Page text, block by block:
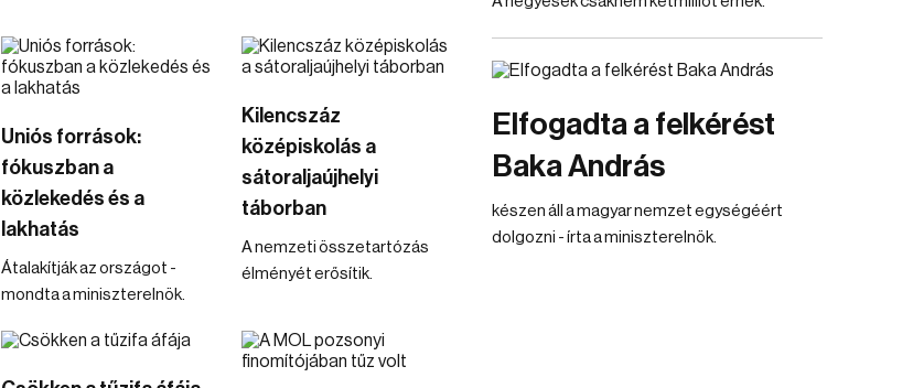
Uniós források:
fókuszban a
közlekedés és a
lakhatás
Átalakítják az országot -
mondta a miniszterelnök.
Kilencszáz
középiskolás a
sátoraljaújhelyi
táborban
A nemzeti összetartózás
élményét erősítik.
Elfogadta a felkérést
Baka András
készen áll a magyar nemzet egységéért
dolgozni - írta a miniszterelnök.